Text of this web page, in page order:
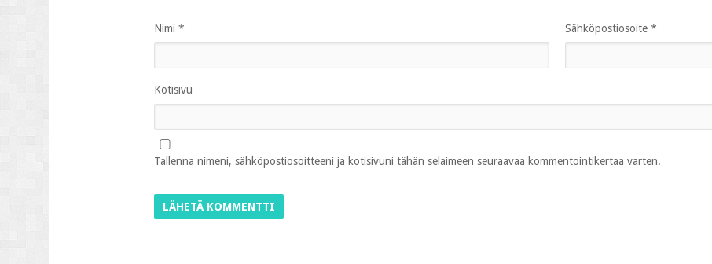
Nimi * Sähköpostiosoite *
Kotisivu
Tallenna nimeni, sähköpostiosoitteeni ja kotisivuni tähän selaimeen seuraavaa kommentointikertaa varten.